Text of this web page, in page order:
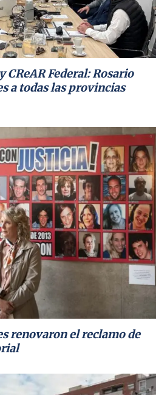
CReAR Federal: Rosario
a todas las provincias
renovaron el reclamo de